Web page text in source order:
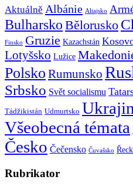
Aktuálně Albánie Altajsko
Bulharsko Bělorusko
Finsko Gruzie Kazachstán
Lotyšsko Lužice
Polsko Rumunsko
Srbsko Svět socialismu
Tádžikistán Udmurtsko
Všeobecná témata
Česko Čečensko Čuvašsko
Rubrikator